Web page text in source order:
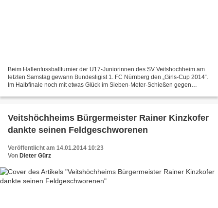
Beim Hallenfussballturnier der U17-Juniorinnen des SV Veitshochheim am
letzten Samstag gewann Bundesligist 1. FC Nürnberg den „Girls-Cup 2014“.
Im Halbfinale noch mit etwas Glück im Sieben-Meter-Schießen gegen
Veitshöchheims Bürgermeister Rainer Kinzkofer
dankte seinen Feldgeschworenen
Veröffentlicht am 14.01.2014 10:23
Von Dieter Gürz